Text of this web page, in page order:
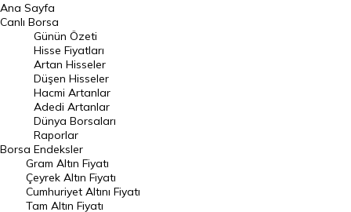
BIST 100 Hisseleri
En Çok Artan Hisseler
En Çok Düşen Hisseler
Hacmi Artanlar
Geçmiş Kapanışlar
Dünya Borsaları
Raporlar
Endeksler
Ana Sayfa
Canlı Borsa
Borsa
Günün Özeti
Hisse Fiyatları
Artan Hisseler
Düşen Hisseler
Hacmi Artanlar
Adedi Artanlar
Dünya Borsaları
Raporlar
Endeksler
Gram Altın Fiyatı
Çeyrek Altın Fiyatı
Cumhuriyet Altını Fiyatı
Tam Altın Fiyatı